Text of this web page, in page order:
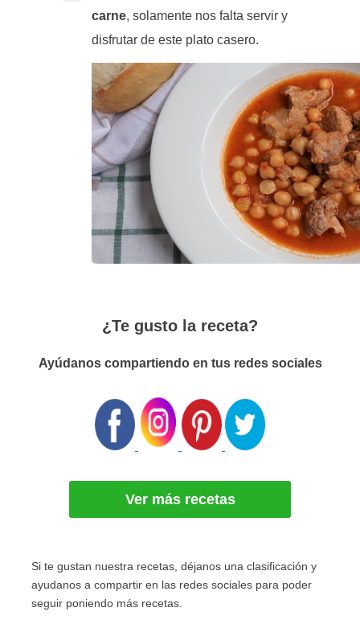
carne, solamente nos falta servir y
disfrutar de este plato casero.
¿Te gusto la receta?
Ayúdanos compartiendo en tus redes sociales
Ver más recetas
Si te gustan nuestra recetas, déjanos una clasificación y
ayudanos a compartir en las redes sociales para poder
seguir poniendo más recetas.